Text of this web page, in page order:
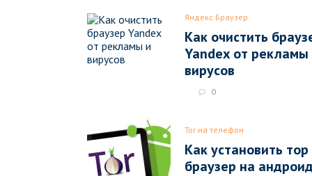
Яндекс Браузер
Как очистить
Yandex от рекламы
вирусов
0
Tor на телефон
Как установить тор
браузер на